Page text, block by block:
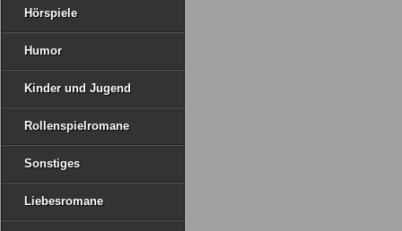
Hörspiele
Humor
Kinder und Jugend
Rollenspielromane
Sonstiges
Liebesromane